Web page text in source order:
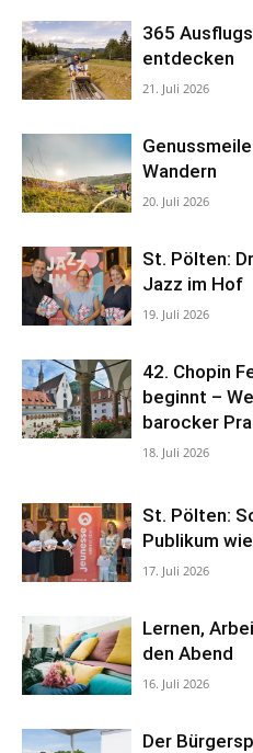
365
entdecken
21. Juli 2026
Wandern
20. Juli 2026
St. Pölten:
Jazz im Hof
19. Juli 2026
42. Chopin
beginnt –
barocker
18. Juli 2026
St. Pölten:
Publikum
17. Juli 2026
Lernen,
den Abend
16. Juli 2026
Der